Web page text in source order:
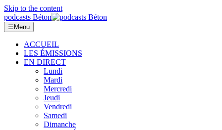
Skip to the content
podcasts Béton
☰ Menu
ACCUEIL
LES ÉMISSIONS
EN DIRECT
Lundi
Mardi
Mercredi
Jeudi
Vendredi
Samedi
Dimanche